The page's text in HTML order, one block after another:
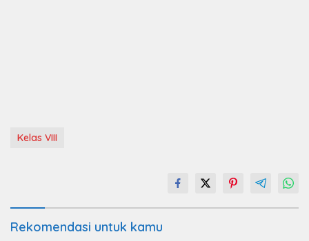
Kelas VIII
Rekomendasi untuk kamu